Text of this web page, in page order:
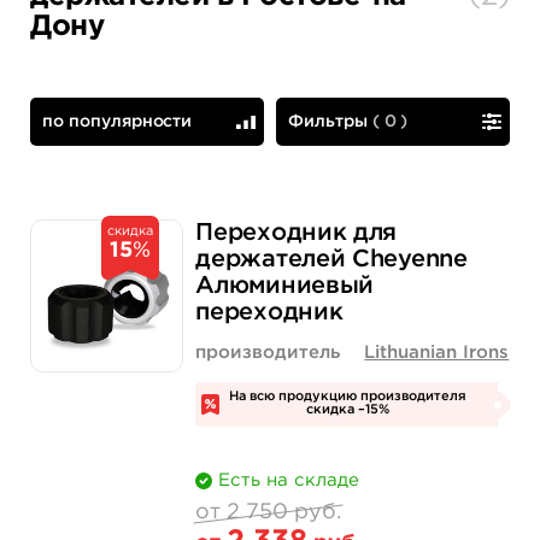
Фильтры (0 )
по популярности
Дону
скидка
15%
Переходник для
держателей Cheyenne
Алюминиевый
переходник
производитель Lithuanian Irons
На всю продукцию производителя
скидка –15%
Есть на складе
от 2 750 руб.